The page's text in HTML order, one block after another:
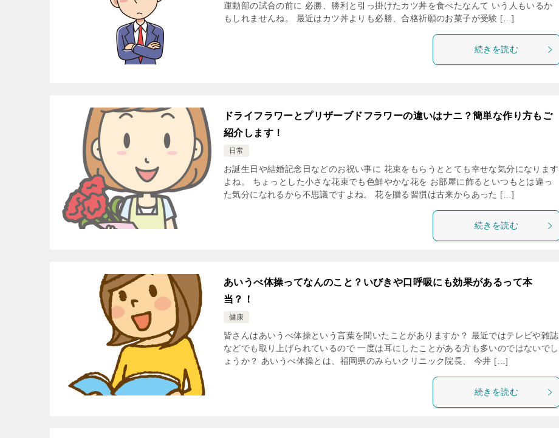
運動部の試合の前に 必勝、勝利と引っ掛けたカツ丼を食べたなんて いう人もいるか
もしれませんね。 最近はカツ丼よりも必勝、合格祈願のお菓子が受験 […]
続きを読む
ドライフラワーとプリザーブドフラワーの違いはナニ？簡単な作り方もご
紹介します！
日常
お誕生日や結婚記念日などのお祝い事に 花束をもらうととても幸せな気分になります
よね。 ちょっとした小さな花束でも色鮮やかな花を お部屋に飾るといつもとは違っ
た気分になれるから不思議ですよね。 花を贈る習慣は古来からあった […]
続きを読む
あいうべ体操ってなんのこと？いびきや口呼吸にも効果があるって本
当？！
健康
皆さんはあいうべ体操という言葉を聞いたことがありますか？ 最近ではテレビや雑誌
などでも取り上げられているので 一度は耳にしたことがある方も多いのではないでし
ょうか？ あいうべ体操とは、福岡県のみらいクリニック院長、 今井 […]
続きを読む